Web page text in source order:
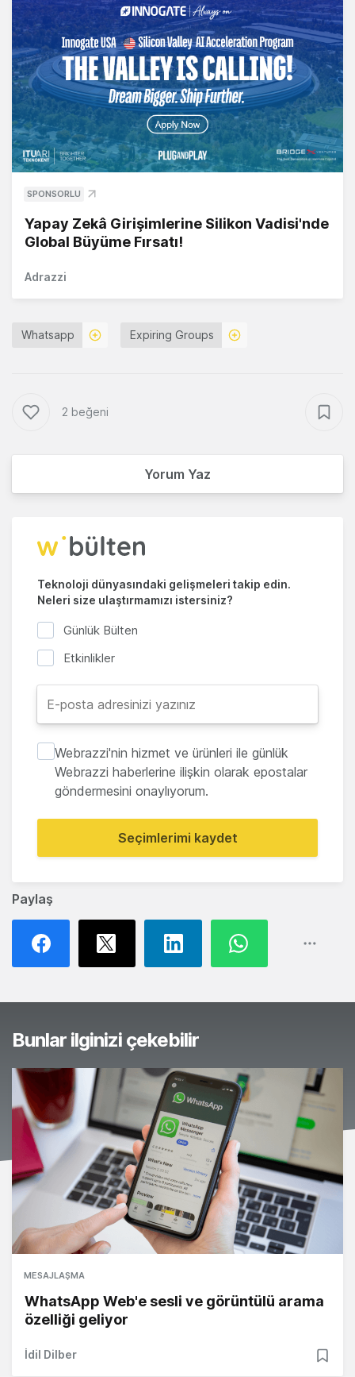
Paylaş
SPONSORLU
Yapay Zekâ Girişimlerine Silikon Vadisi'nde
Global Büyüme Fırsatı!
Adrazzi
Whatsapp Expiring Groups
2 beğeni
Yorum Yaz
Teknoloji dünyasındaki gelişmeleri takip edin.
Neleri size ulaştırmamızı istersiniz?
Günlük Bülten
Etkinlikler
Webrazzi'nin hizmet ve ürünleri ile günlük
Webrazzi haberlerine ilişkin olarak epostalar
göndermesini onaylıyorum.
Seçimlerimi kaydet
Bunlar ilginizi çekebilir
MESAJLAŞMA
WhatsApp Web'e sesli ve görüntülü arama
özelliği geliyor
İdil Dilber